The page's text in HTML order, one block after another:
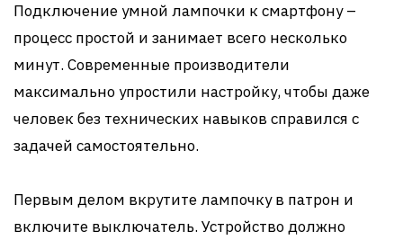
Подключение умной лампочки к смартфону –
процесс простой и занимает всего несколько
минут. Современные производители
максимально упростили настройку, чтобы даже
человек без технических навыков справился с
задачей самостоятельно.
Первым делом вкрутите лампочку в патрон и
включите выключатель. Устройство должно